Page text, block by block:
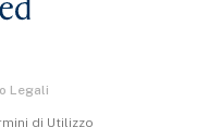
Legali
di Utilizzo